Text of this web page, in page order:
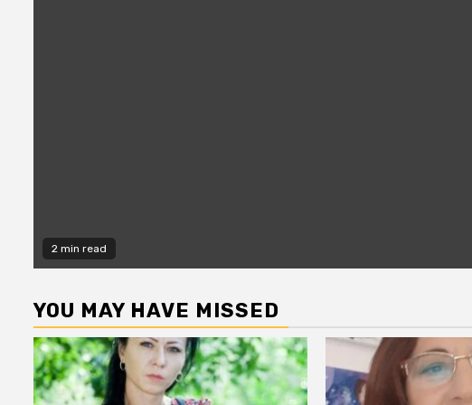
2 min read
YOU MAY HAVE MISSED